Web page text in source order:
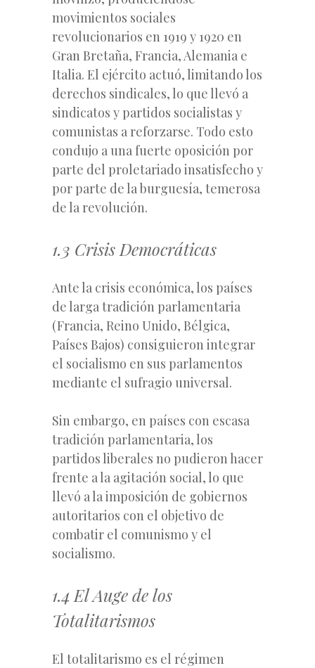
movimientos sociales
revolucionarios en 1919 y 1920 en
Gran Bretaña, Francia, Alemania e
Italia. El ejército actuó, limitando los
derechos sindicales, lo que llevó a
sindicatos y partidos socialistas y
comunistas a reforzarse. Todo esto
condujo a una fuerte oposición por
parte del proletariado insatisfecho y
por parte de la burguesía, temerosa
de la revolución.
1.3 Crisis Democráticas
Ante la crisis económica, los países
de larga tradición parlamentaria
(Francia, Reino Unido, Bélgica,
Países Bajos) consiguieron integrar
el socialismo en sus parlamentos
mediante el sufragio universal.
Sin embargo, en países con escasa
tradición parlamentaria, los
partidos liberales no pudieron hacer
frente a la agitación social, lo que
llevó a la imposición de gobiernos
autoritarios con el objetivo de
combatir el comunismo y el
socialismo.
1.4 El Auge de los
Totalitarismos
El totalitarismo es el régimen